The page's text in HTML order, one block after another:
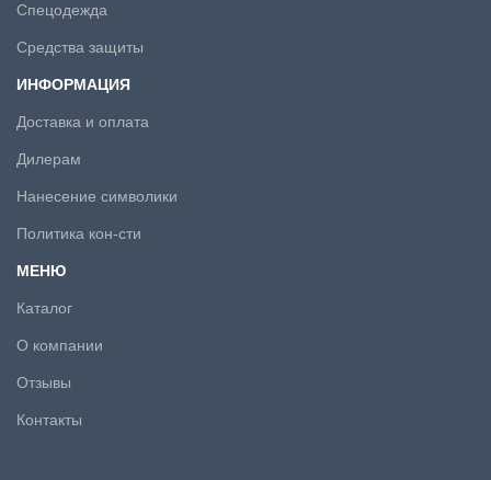
Спецодежда
Средства защиты
ИНФОРМАЦИЯ
Доставка и оплата
Дилерам
Нанесение символики
Политика кон-сти
МЕНЮ
Каталог
О компании
Отзывы
Контакты